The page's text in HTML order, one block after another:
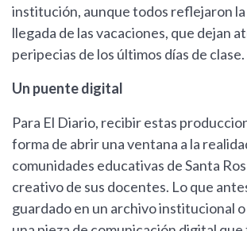
institución, aunque todos reflejaron la
llegada de las vacaciones, que dejan
peripecias de los últimos días de clase.
Un puente digital
Para El Diario, recibir estas
forma de abrir una ventana a la
comunidades educativas de Santa
creativo de sus docentes. Lo que
guardado en un archivo institucional